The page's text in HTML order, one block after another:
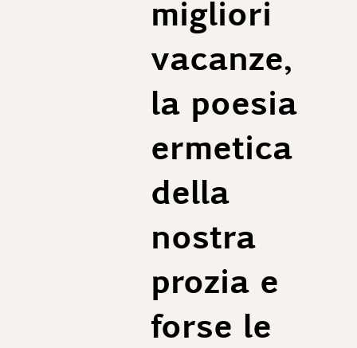
migliori
vacanze,
la poesia
ermetica
della
nostra
prozia e
forse le